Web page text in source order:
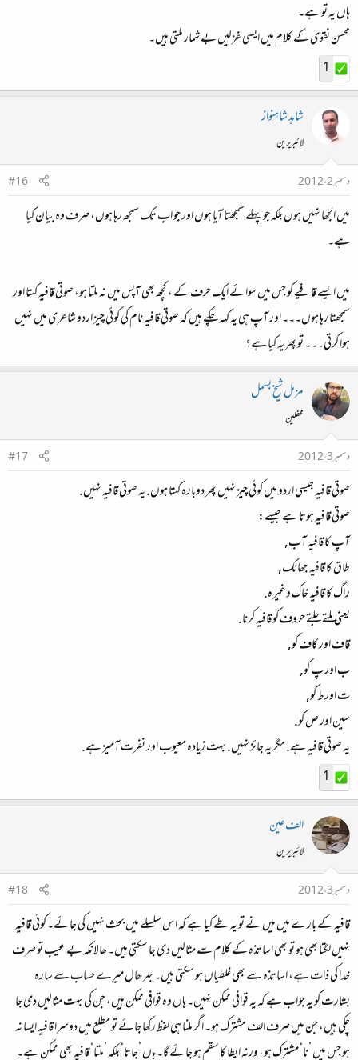
ہاں یہ تو ہے۔
محسن نقوی کے کلام میں ایسی غزلیں بے شمار ملتی ہیں۔
1
شاہد شاہنواز
لائبریرین
دسمبر 2، 2012
#16
میں الجھا نہیں ہوں بلکہ جو پہلے سمجھتا آیا ہوں اور جو اب تک سمجھ رہا ہوں، صرف وہ بیان کیا
ہے۔
میں ایسے قافیے کو جس میں سوائے ایک حرف کے ، کچھ بھی آپس میں نہ ملتا ہو، صوتی قافیہ کہتا اور
سمجھتا رہا ہوں۔۔۔ اور آپ ہی یہ کہہ چکے ہیں کہ صوتی قافیہ نام کی کوئی چیز اردو شاعری میں نہیں
ہوا کرتی۔۔۔ تو پھر یہ کیا ہے؟
مزمل شیخ بسمل
محفلین
دسمبر 3، 2012
#17
صوتی قافیہ جیسی اردو میں کوئی چیز نہیں پھر دوبارہ کہتا ہوں. یہ صوتی قافیہ نہیں.
صوتی قافیہ ہوتا ہے جیسے:
آپ کا قافیہ آب,
طاق کا قافیہ جھانک,
راگ کا قافیہ خاک وغیرہ.
یعنی ملتے جلتے حروف کو قافیہ کرنا.
قاف اور کاف کو,
ب اور پ کو,
ت اور ط کو,
سین اور ص کو.
یہ صوتی قافیہ ہے. مگر یہ جائز نہیں. بہت زیادہ معیوب اور نفرت آمیز ہے.
1
الف عین
لائبریرین
دسمبر 3، 2012
#18
قافیہ کے بارے میں میں نے تو یہ طے کیا ہے کہ ا س سلسلے میں بحث نہیں کی جائے۔ کوئی قافیہ
نہیں لگتا بھی ہو تو بھی اساتذہ کے کلام سے مثالیں دی جا سکتی ہیں۔ ھالانکہ بے عیب تو صرف
خدا کی ذات ہے، اساتذہ سے بھی غلطیاں ہو سکتی ہیں۔ بہر ھال میرے حساب سے سارہ
بشارت کو یہ جواب ہے کہ یہ قوافی ممکن نہیں۔ ہاں وہ قوافی ممکن ہیں، جن کی بہت مثالیں دی جا
چکی ہیں، جن میں صرف الف مشترک ہو۔ اگر ملنا ہی لفظ رکھا جائے تو مطلع میں دوسرا قافیہ ایسا نہ
ہو جس میں ’نا‘ مشترک ہو، ورنہ ایطا کا سقم ہو جائے گا۔ ہاں ’جاتا‘ بلکہ ’ملتا‘ قافیہ بھی ممکن ہے۔